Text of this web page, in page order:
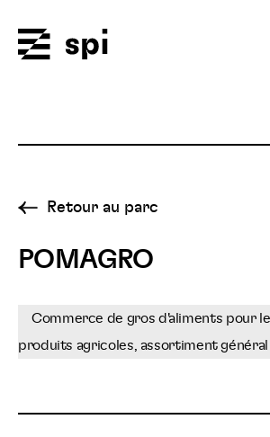
Retour au parc
POMAGRO
Commerce de gros d'aliments pour
produits agricoles, assortiment général